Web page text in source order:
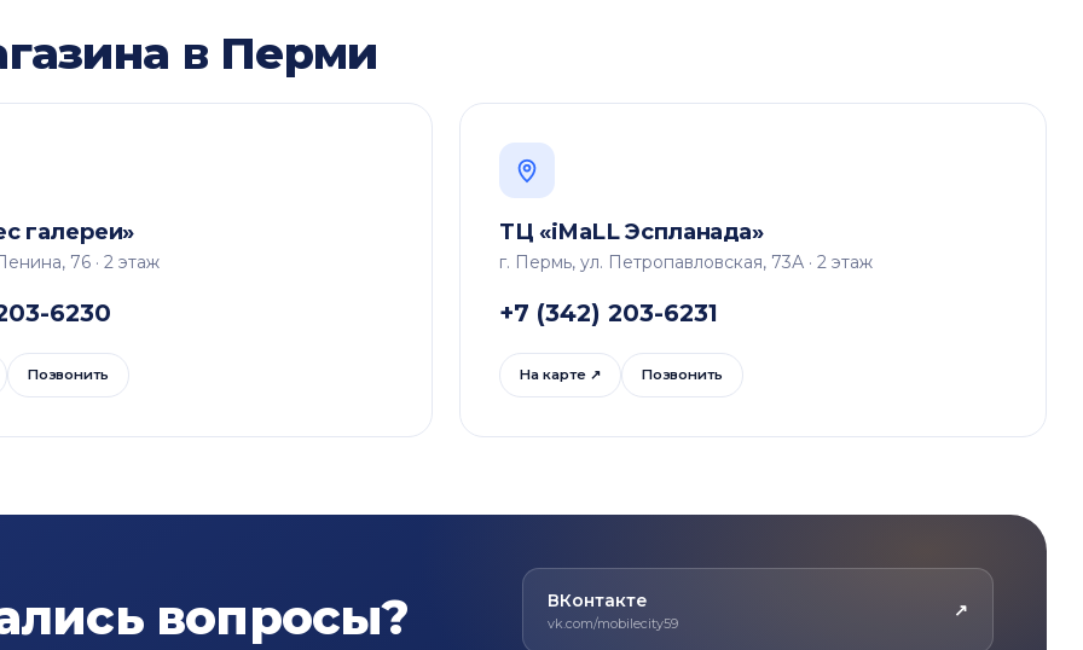
в Перми
галереи»
76 · 2 этаж
6230
Позвонить
ТЦ «iMaLL Эспланада»
г. Пермь, ул. Петропавловская, 73А · 2 этаж
+7 (342) 203-6231
На карте ↗ Позвонить
вопросы? ВКонтакте
vk.com/mobilecity59
↗